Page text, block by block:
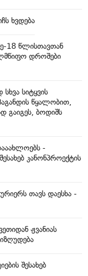
ხვდება
18 წლისთავთან
დროშები
სიტყვის
წყალობით,
გაიგეს, ბოდიშს
-
კანონპროექტის
თავს დაესხა -
ჟვანიას
შესახებ